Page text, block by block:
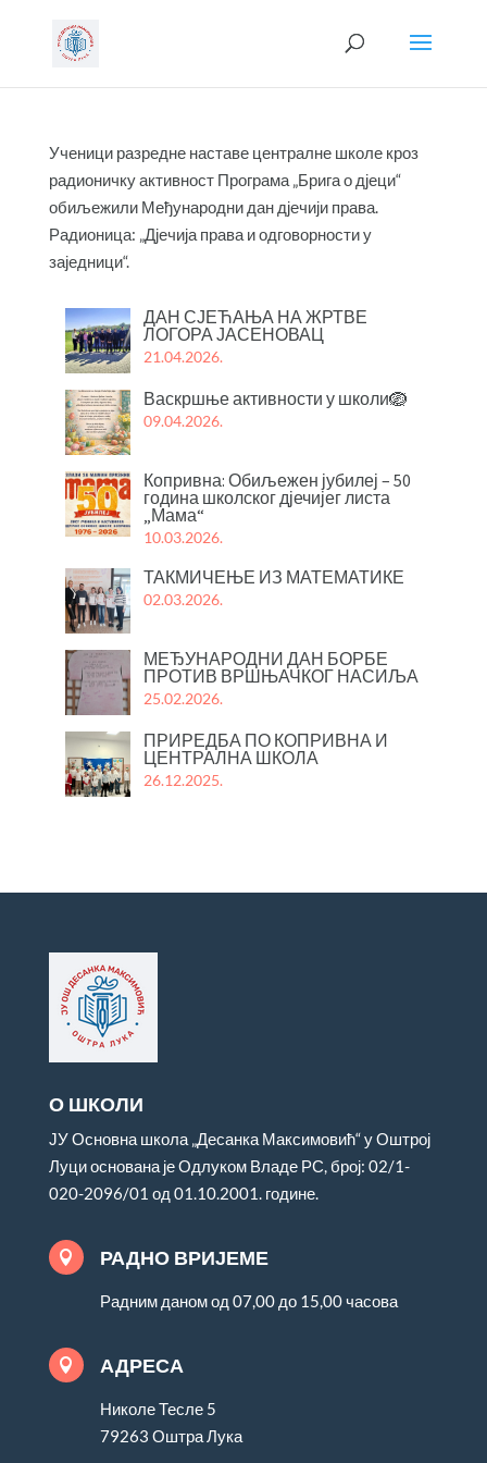
Ученици разредне наставе централне школе кроз
радионичку активност Програма „Брига о дјеци“
обиљежили Међународни дан дјечији права.
Радионица: „Дјечија права и одговорности у
заједници“.
ДАН СЈЕЋАЊА НА ЖРТВЕ
ЛОГОРА ЈАСЕНОВАЦ
21.04.2026.
Васкршње активности у школи🪺
09.04.2026.
Копривна: Обиљежен јубилеј – 50
година школског дјечијег листа
„Мама“
10.03.2026.
ТАКМИЧЕЊЕ ИЗ МАТЕМАТИКЕ
02.03.2026.
МЕЂУНАРОДНИ ДАН БОРБЕ
ПРОТИВ ВРШЊАЧКОГ НАСИЉА
25.02.2026.
ПРИРЕДБА ПО КОПРИВНА И
ЦЕНТРАЛНА ШКОЛА
26.12.2025.
О ШКОЛИ
ЈУ Основна школа „Десанка Максимовић“ у Оштрој
Луци основана је Одлуком Владе РС, број: 02/1-
020-2096/01 од 01.10.2001. године.
 РАДНО ВРИЈЕМЕ
Радним даном од 07,00 до 15,00 часова
 АДРЕСА
Николе Тесле 5
79263 Оштра Лука